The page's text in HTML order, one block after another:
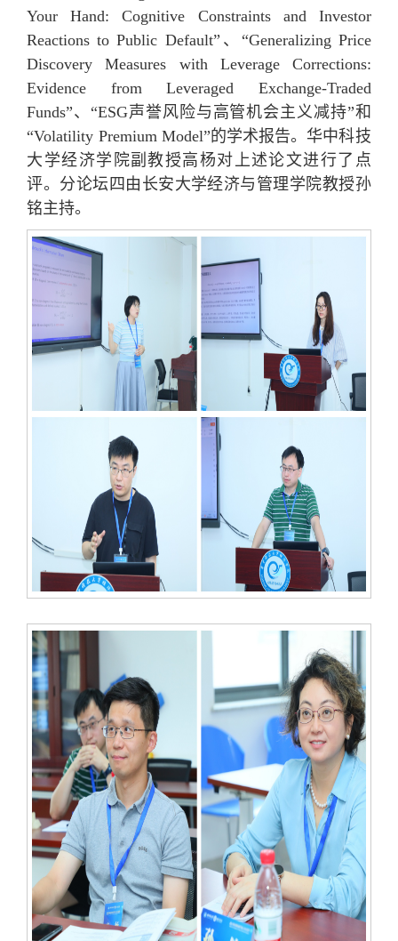
Your Hand: Cognitive Constraints and Investor
Reactions to Public Default”、“Generalizing Price
Discovery Measures with Leverage Corrections:
Evidence from Leveraged Exchange-Traded
Funds”、“ESG声誉风险与高管机会主义减持”和
“Volatility Premium Model”的学术报告。华中科技
大学经济学院副教授高杨对上述论文进行了点
评。分论坛四由长安大学经济与管理学院教授孙
铭主持。